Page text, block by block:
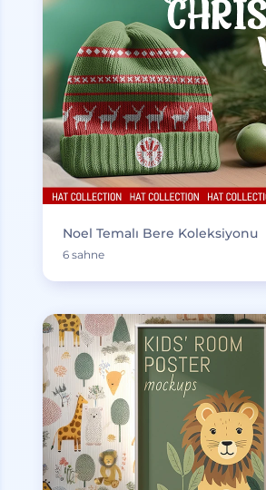
Noel Temalı Bere Koleksiyonu
6 sahne